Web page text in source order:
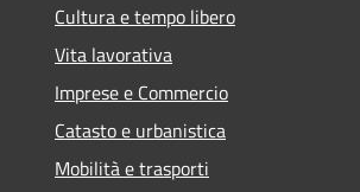
Cultura e tempo libero
Vita lavorativa
Imprese e Commercio
Catasto e urbanistica
Mobilità e trasporti